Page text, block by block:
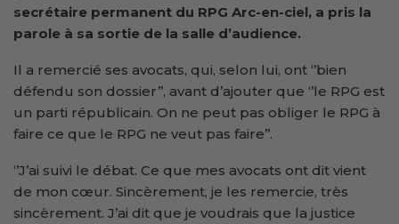
secrétaire permanent du RPG Arc-en-ciel, a pris la
parole à sa sortie de la salle d’audience.
Il a remercié ses avocats, qui, selon lui, ont ‘’bien
défendu son dossier’’, avant d’ajouter que ‘’le RPG est
un parti républicain. On ne peut pas obliger le RPG à
faire ce que le RPG ne veut pas faire’’.
‘’J’ai suivi le débat. Ce que mes avocats ont dit vient
de mon cœur. Sincèrement, je les remercie, très
sincèrement. J’ai dit que je voudrais que la justice